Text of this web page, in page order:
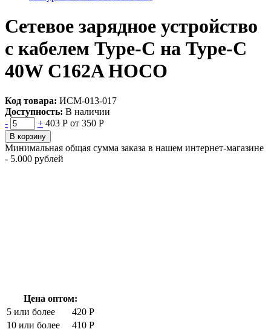
Сетевое зарядное устройство
с кабелем Type-C на Type-C
40W C162A HOCO
Код товара: ИСМ-013-017
Доступность: В наличии
-
+ 403 Р от 350 Р
В корзину
Минимальная общая сумма заказа в нашем интернет-магазине
- 5.000 рублей
Цена оптом:
5 или более
420 Р
10 или более
410 Р